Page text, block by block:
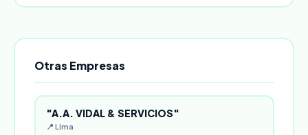
Otras Empresas
"A.A. VIDAL & SERVICIOS"
📍 Lima